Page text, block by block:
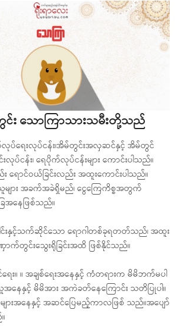
သောကြာသားသမီးတို့သည်
က်လုပ်ရေးလုပ်ငန်း၊အိမ်တွင်းအလှဆင်နှင့် အိမ်တွင်
ပ်ငန်း၊ ရေပိုက်လုပ်ငန်းများ ကောင်းပါသည်။
ရောင်ဝယ်ခြင်းလည်း အထူးကောင်းပါသည်။
ျား အခက်အခဲရှိမည်၊ ငွေကြေကိစ္စအတွက်
အနေဖြစ်သည်။
ခေါင်းနှင့်သက်ဆိုင်သော ရောဂါတစ်ခုရတတ်သည်၊ အထူး
က်တွင်းသွေးရိုခြင်းအထိ ဖြစ်နိုင်သည်။
ေး။ ။ အချစ်ရေးအနေနှင့် ကံတရားက မိမိဘက်မပါ
အနေနှင့် မိမိအား အကဲခတ်နေကြောင်း သတိပြုပါ။
ျားအနေနှင့် အဆင်ပြေမည့်ကာလဖြစ် သည်။အပျော်